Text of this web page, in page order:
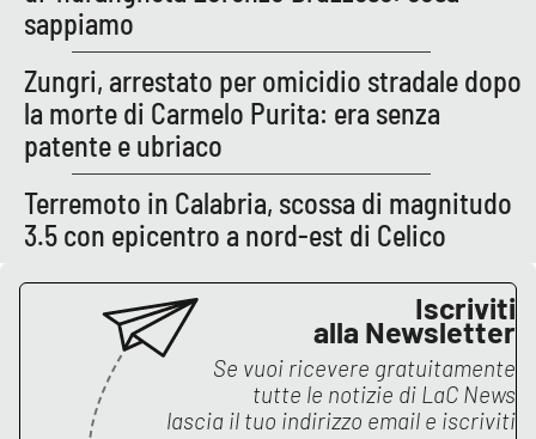
Apple
sappiamo
Zungri, arrestato per omicidio stradale dopo
la morte di Carmelo Purita: era senza
patente e ubriaco
Terremoto in Calabria, scossa di magnitudo
3.5 con epicentro a nord-est di Celico
Iscriviti
alla Newsletter
Se vuoi ricevere gratuitamente
tutte le notizie di LaC News
lascia il tuo indirizzo email e iscriviti